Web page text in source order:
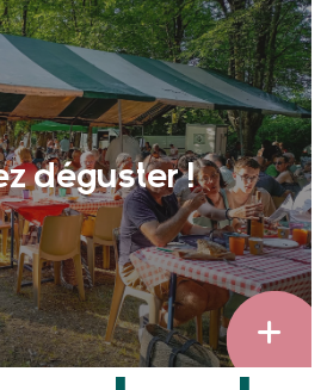
déguster !